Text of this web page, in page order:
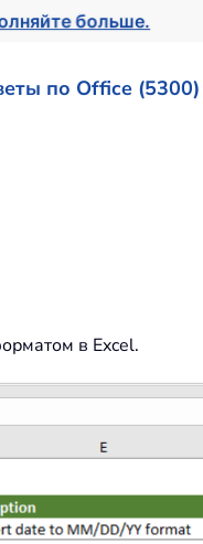
больше.
по Office (5300)
в Excel.